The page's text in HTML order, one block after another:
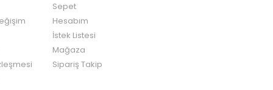
Sepet
Hesabım
İstek Listesi
Mağaza
Sipariş Takip